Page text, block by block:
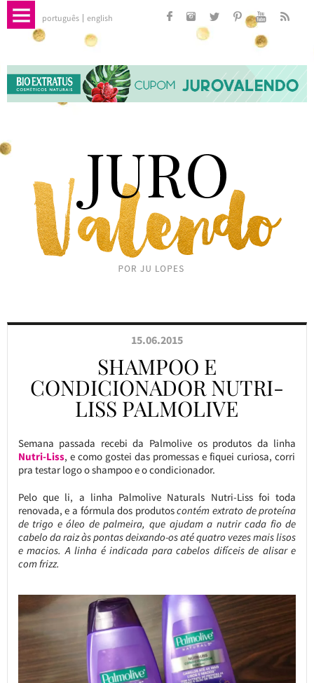
português english
15.06.2015
SHAMPOO E
CONDICIONADOR NUTRI-
LISS PALMOLIVE
Semana passada recebi da Palmolive os produtos da linha
Nutri-Liss, e como gostei das promessas e fiquei curiosa, corri
pra testar logo o shampoo e o condicionador.
Pelo que li, a linha Palmolive Naturals Nutri-Liss foi toda
renovada, e a fórmula dos produtoscontém extrato de proteína
de trigo e óleo de palmeira, que ajudam a nutrir cada fio de
cabelo da raiz às pontas deixando-os até quatro vezes mais lisos
e macios. A linha é indicada para cabelos difíceis de alisar e
com frizz.